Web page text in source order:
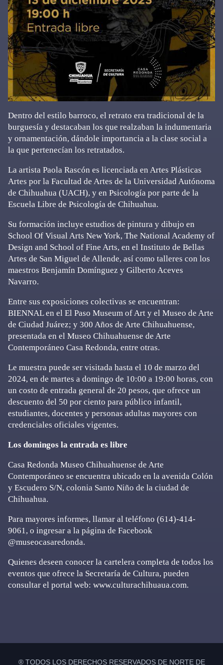
Dentro del estilo barroco, el retrato era tradicional de la
burguesía y destacaban los que realzaban la indumentaria
y ornamentación, dándole importancia a la clase social a
la que pertenecían los retratados.
La artista Paola Rascón es licenciada en Artes Plásticas
Artes por la Facultad de Artes de la Universidad Autónoma
de Chihuahua (UACH), y en Psicología por parte de la
Escuela Libre de Psicología de Chihuahua.
Su formación incluye estudios de pintura y dibujo en
School Of Visual Arts New York, The National Academy of
Design and School of Fine Arts, en el Instituto de Bellas
Artes de San Miguel de Allende, así como talleres con los
maestros Benjamín Domínguez y Gilberto Aceves
Navarro.
Entre sus exposiciones colectivas se encuentran:
BIENNAL en el El Paso Museum of Art y el Museo de Arte
de Ciudad Juárez; y 300 Años de Arte Chihuahuense,
presentada en el Museo Chihuahuense de Arte
Contemporáneo Casa Redonda, entre otras.
Le muestra puede ser visitada hasta el 10 de marzo del
2024, en de martes a domingo de 10:00 a 19:00 horas, con
un costo de entrada general de 20 pesos, que ofrece un
descuento del 50 por ciento para público infantil,
estudiantes, docentes y personas adultas mayores con
credenciales oficiales vigentes.
Los domingos la entrada es libre
Casa Redonda Museo Chihuahuense de Arte
Contemporáneo se encuentra ubicado en la avenida Colón
y Escudero S/N, colonia Santo Niño de la ciudad de
Chihuahua.
Para mayores informes, llamar al teléfono (614)-414-
9061, o ingresar a la página de Facebook
@museocasaredonda.
Quienes deseen conocer la cartelera completa de todos los
eventos que ofrece la Secretaría de Cultura, pueden
consultar el portal web: www.culturachihuaua.com.
® TODOS LOS DERECHOS RESERVADOS DE NORTE DE